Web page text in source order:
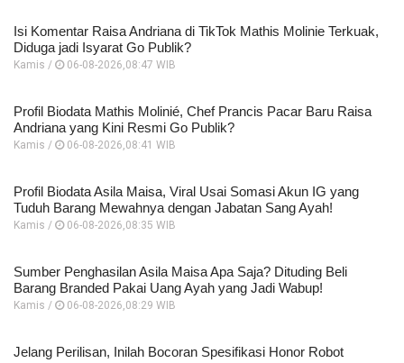
Isi Komentar Raisa Andriana di TikTok Mathis Molinie Terkuak,
Diduga jadi Isyarat Go Publik?
Kamis / 06-08-2026,08:47 WIB
Profil Biodata Mathis Molinié, Chef Prancis Pacar Baru Raisa
Andriana yang Kini Resmi Go Publik?
Kamis / 06-08-2026,08:41 WIB
Profil Biodata Asila Maisa, Viral Usai Somasi Akun IG yang
Tuduh Barang Mewahnya dengan Jabatan Sang Ayah!
Kamis / 06-08-2026,08:35 WIB
Sumber Penghasilan Asila Maisa Apa Saja? Dituding Beli
Barang Branded Pakai Uang Ayah yang Jadi Wabup!
Kamis / 06-08-2026,08:29 WIB
Jelang Perilisan, Inilah Bocoran Spesifikasi Honor Robot